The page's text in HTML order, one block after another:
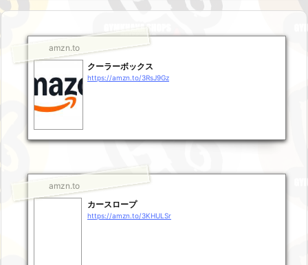
amzn.to
クーラーボックス
https://amzn.to/3RsJ9Gz
amzn.to
カースロープ
https://amzn.to/3KHULSr